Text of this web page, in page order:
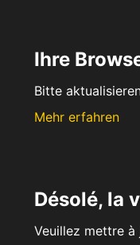
Ihre
Bitte
Mehr erfahren
Désolé, la
Veuillez mettre